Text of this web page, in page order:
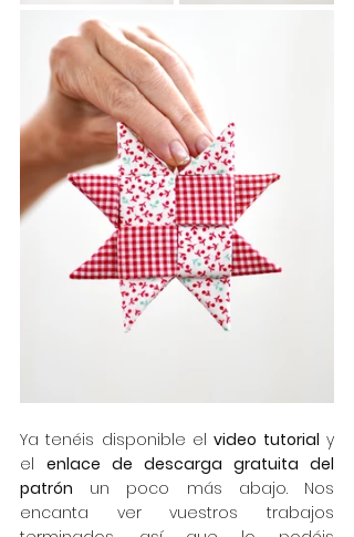
Ya tenéis disponible el video tutorial y
el enlace de descarga gratuita del
patrón un poco más abajo. Nos
encanta ver vuestros trabajos